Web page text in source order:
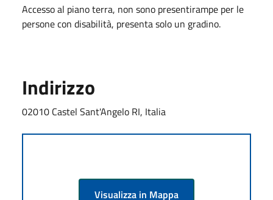
Accesso al piano terra, non sono presentirampe per le
persone con disabilità, presenta solo un gradino.
Indirizzo
02010 Castel Sant'Angelo RI, Italia
Visualizza in Mappa